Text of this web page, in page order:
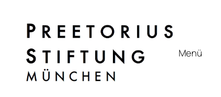
springen
Menü